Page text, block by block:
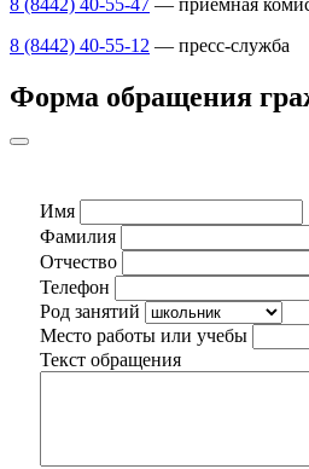
8 (8442) 40-55-12 — пресс-служба
Форма обращения
Имя
Фамилия
Отчество
Телефон
Род занятий
Место работы или учебы
Текст обращения